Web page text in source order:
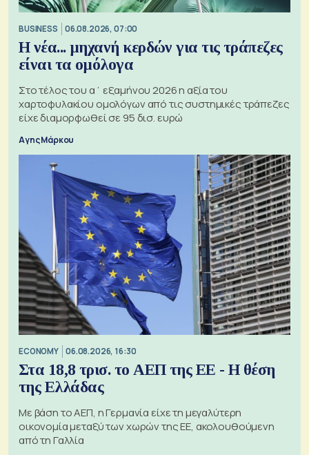
BUSINESS 06.08.2026, 07:00
Η νέα... μηχανή κερδών για τις τράπεζες
είναι τα ομόλογα
Στο τέλος του α΄ εξαμήνου 2026 η αξία του
χαρτοφυλακίου ομολόγων από τις συστημικές τράπεζες
είχε διαμορφωθεί σε 95 δισ. ευρώ
Αγης Μάρκου
ECONOMY 06.08.2026, 16:30
Στα 18,8 τρισ. το ΑΕΠ της ΕΕ - Η θέση
της Ελλάδας
Με βάση το ΑΕΠ, η Γερμανία είχε τη μεγαλύτερη
οικονομία μεταξύ των χωρών της ΕΕ, ακολουθούμενη
από τη Γαλλία